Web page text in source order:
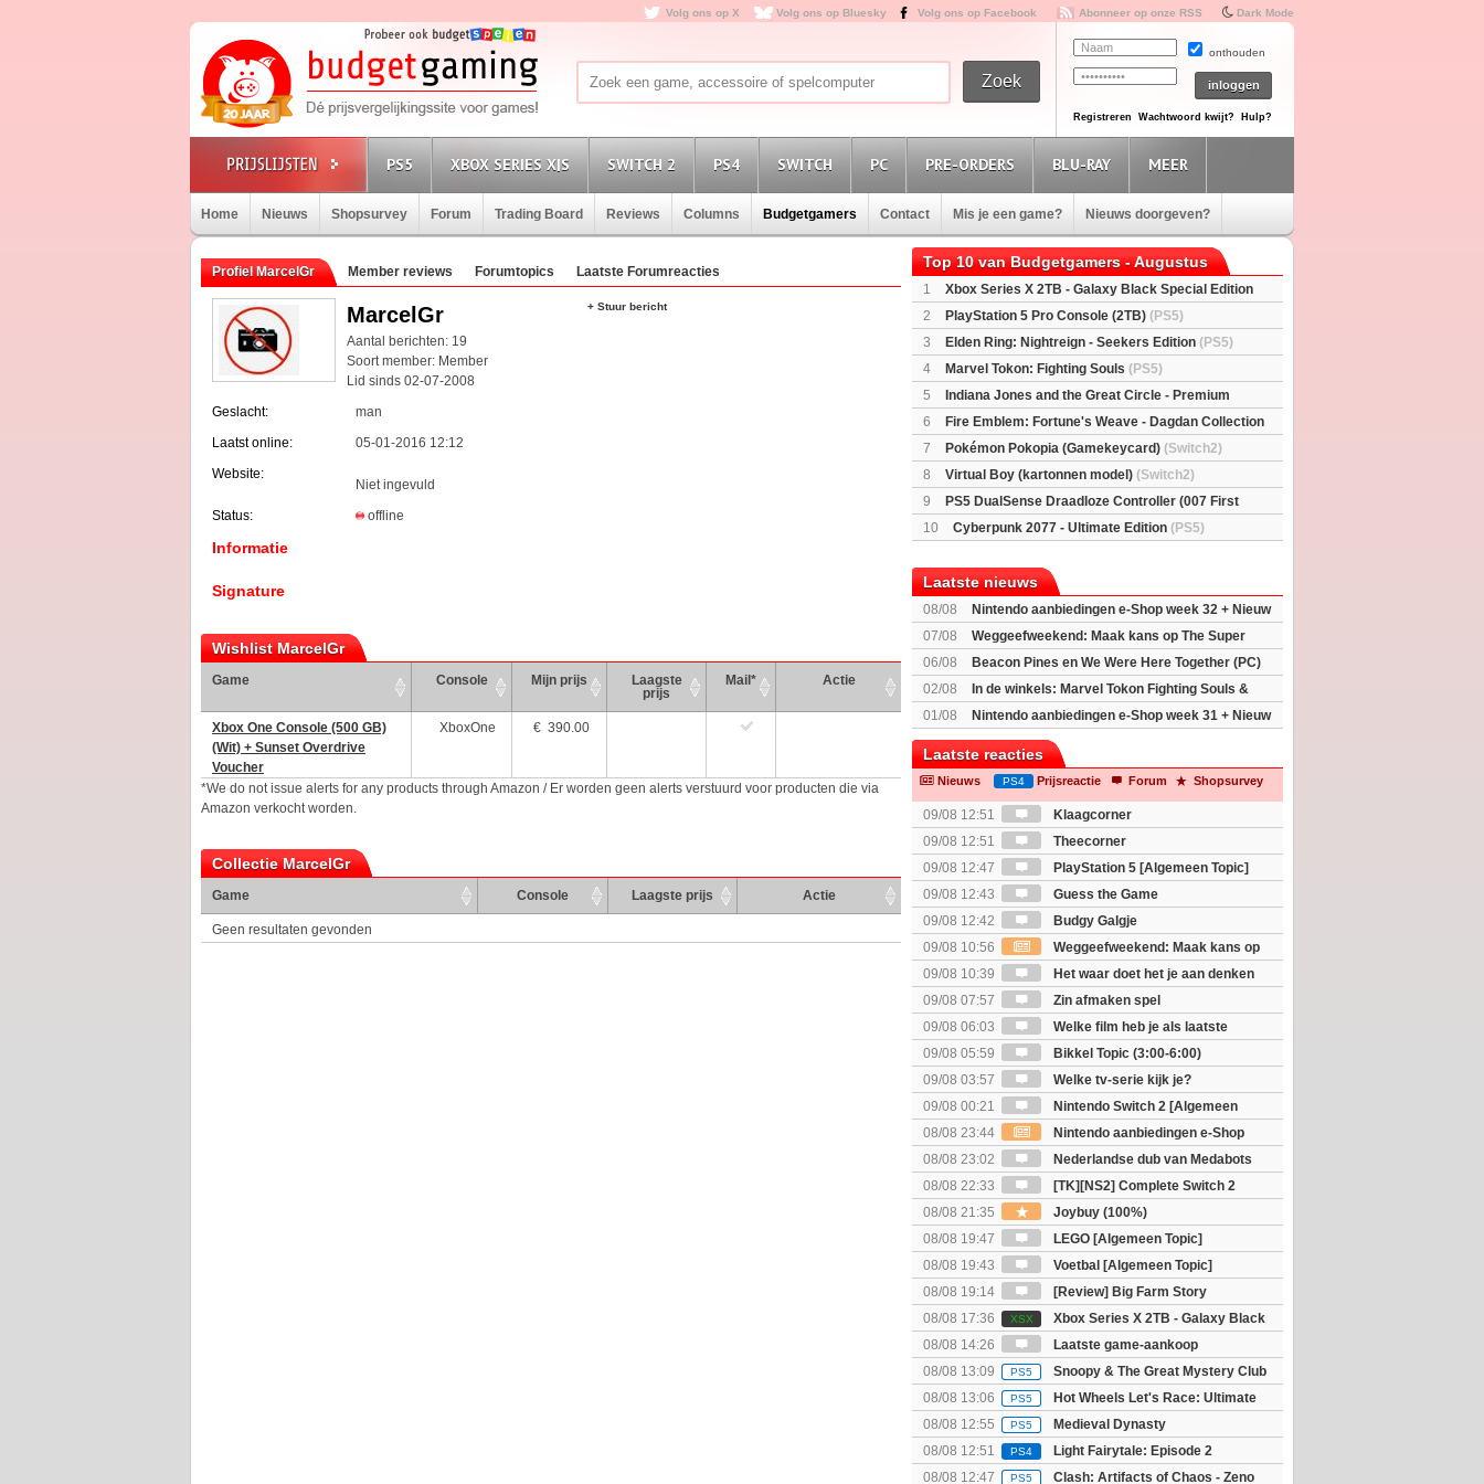
Volg ons op X Volg ons op Bluesky Volg ons op Facebook Abonneer op onze RSS Dark Mode
onthouden
Registreren Wachtwoord kwijt? Hulp?
PS5 XBOX SERIES X|S SWITCH 2 PS4 SWITCH PC PRE-ORDERS BLU-RAY MEER
Home Nieuws Shopsurvey Forum Trading Board Reviews Columns Budgetgamers Contact Mis je een game? Nieuws doorgeven?
Profiel MarcelGr Member reviews Forumtopics Laatste Forumreacties
MarcelGr
Aantal berichten: 19
Soort member: Member
Lid sinds 02-07-2008
Geslacht:
man
Laatst online:
05-01-2016 12:12
Website:
Niet ingevuld
Status:
offline
Informatie
Signature
+ Stuur bericht
Wishlist MarcelGr
Game Console Mijn prijs
Laagste
prijs
Mail* Actie
Xbox One Console (500 GB)
(Wit) + Sunset Overdrive
Voucher
XboxOne € 390.00
*We do not issue alerts for any products through Amazon / Er worden geen alerts verstuurd voor producten die via
Amazon verkocht worden.
Collectie MarcelGr
Game Console Laagste prijs Actie
Geen resultaten gevonden
Top 10 van Budgetgamers - Augustus
1
Xbox Series X 2TB - Galaxy Black Special Edition
(XboxSeriesX)
2 PlayStation 5 Pro Console (2TB) (PS5)
3
Elden Ring: Nightreign - Seekers Edition (PS5)
4
Marvel Tokon: Fighting Souls (PS5)
5
Indiana Jones and the Great Circle - Premium
Edition (PS5)
6
Fire Emblem: Fortune's Weave - Dagdan Collection
(Switch2)
7 Pokémon Pokopia (Gamekeycard) (Switch2)
8
Virtual Boy (kartonnen model) (Switch2)
9
PS5 DualSense Draadloze Controller (007 First
Light Limited Edition) (PS5)
10 Cyberpunk 2077 - Ultimate Edition (PS5)
Laatste nieuws
08/08
Nintendo aanbiedingen e-Shop week 32 + Nieuw
voor Switch 2
07/08
Weggeefweekend: Maak kans op The Super
Mario Galaxy movie (2x)!
06/08
Beacon Pines en We Were Here Together (PC)
Gratis
02/08
In de winkels: Marvel Tokon Fighting Souls &
Beast of Reincarnation
01/08
Nintendo aanbiedingen e-Shop week 31 + Nieuw
Laatste reacties
Nieuws PS4 Prijsreactie Forum Shopsurvey
09/08 12:51
Klaagcorner
09/08 12:51
Theecorner
09/08 12:47
PlayStation 5 [Algemeen Topic]
09/08 12:43
Guess the Game
09/08 12:42
Budgy Galgje
09/08 10:56
Weggeefweekend: Maak kans op
The Super Mario Galaxy movie (2x)!
09/08 10:39
Het waar doet het je aan denken
spel! (3 posts wachten!)
09/08 07:57
Zin afmaken spel
09/08 06:03
Welke film heb je als laatste
gezien?
09/08 05:59
Bikkel Topic (3:00-6:00)
09/08 03:57
Welke tv-serie kijk je?
09/08 00:21
Nintendo Switch 2 [Algemeen
Topic]
08/08 23:44
Nintendo aanbiedingen e-Shop
week 32 + Nieuw voor Switch 2
08/08 23:02
Nederlandse dub van Medabots
binnenkort geheel online...?
08/08 22:33
[TK][NS2] Complete Switch 2
collectie
08/08 21:35
Joybuy (100%)
08/08 19:47
LEGO [Algemeen Topic]
08/08 19:43
Voetbal [Algemeen Topic]
08/08 19:14
[Review] Big Farm Story
(uitgespeeld op SteamDeck)
08/08 17:36 XSX
Xbox Series X 2TB - Galaxy Black
Special Edition
08/08 14:26
Laatste game-aankoop
08/08 13:09
PS5
Snoopy & The Great Mystery Club
08/08 13:06
PS5
Hot Wheels Let's Race: Ultimate
Speed!
08/08 12:55 PS5
Medieval Dynasty
08/08 12:51
PS4
Light Fairytale: Episode 2
08/08 12:47
PS5 Clash: Artifacts of Chaos - Zeno